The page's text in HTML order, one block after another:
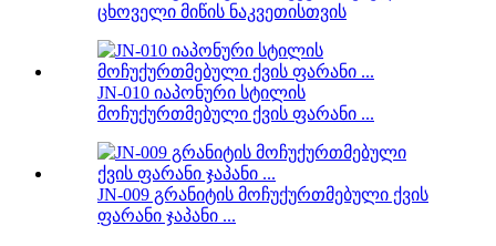
ცხოველი მიწის ნაკვეთისთვის
JN-010 იაპონური სტილის
მოჩუქურთმებული ქვის ფარანი ...
JN-009 გრანიტის მოჩუქურთმებული ქვის
ფარანი ჯაპანი ...